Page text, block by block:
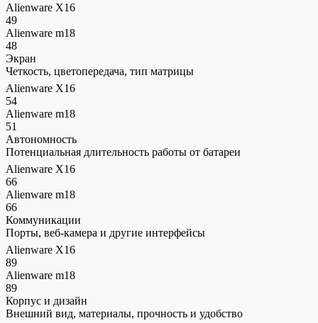
Alienware X16
49
Alienware m18
48
Экран
Четкость, цветопередача, тип матрицы
Alienware X16
54
Alienware m18
51
Автономность
Потенциальная длительность работы от батареи
Alienware X16
66
Alienware m18
66
Коммуникации
Порты, веб-камера и другие интерфейсы
Alienware X16
89
Alienware m18
89
Корпус и дизайн
Внешний вид, материалы, прочность и удобство